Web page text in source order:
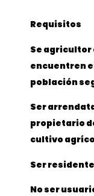
Requisitos
Se agricultor
encuentren
población
Ser
propietario
cultivo
Ser
No ser